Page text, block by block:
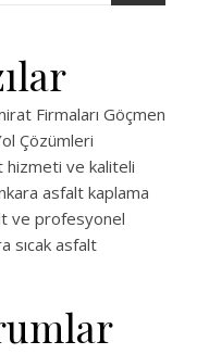
Firmaları Göçmen
Çözümleri
hizmeti ve kaliteli
asfalt kaplama
ve profesyonel
sıcak asfalt